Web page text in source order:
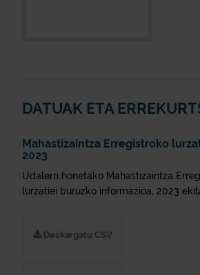
DATUAK ETA
Mahastizaintza Erregistroko
2023
Udalerri honetako Mahastizaintza
lurzatiei buruzko informazioa, 2023
Deskargatu CSV